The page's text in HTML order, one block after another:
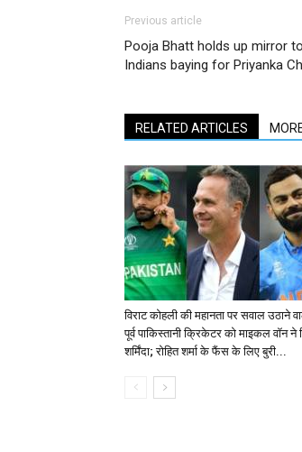
Previous article
Pooja Bhatt holds up mirror
Indians baying for Priyanka
RELATED ARTICLES
विराट कोहली की महानता पर सवाल उठाने
पूर्व पाकिस्तानी क्रिकेटर को माइकल वॉन ने
शर्मिंदा; रोहित शर्मा के फैंस के लिए बुरी...